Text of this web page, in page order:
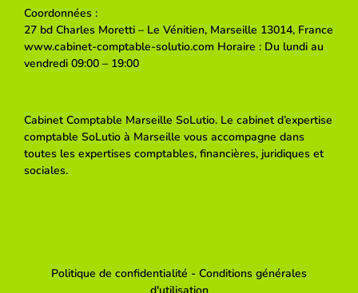
Coordonnées :
27 bd Charles Moretti – Le Vénitien, Marseille 13014, France
www.cabinet-comptable-solutio.com Horaire : Du lundi au
vendredi 09:00 – 19:00
Cabinet Comptable Marseille SoLutio. Le cabinet d’expertise
comptable SoLutio à Marseille vous accompagne dans
toutes les expertises comptables, financières, juridiques et
sociales.
Politique de confidentialité - Conditions générales